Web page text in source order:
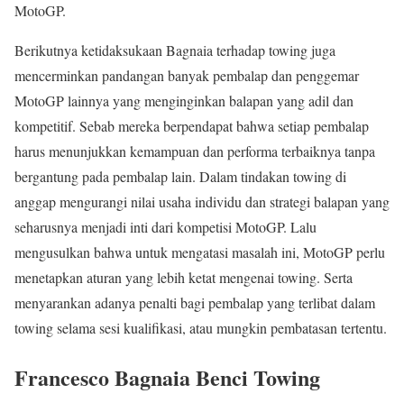
MotoGP.
Berikutnya ketidaksukaan Bagnaia terhadap towing juga
mencerminkan pandangan banyak pembalap dan penggemar
MotoGP lainnya yang menginginkan balapan yang adil dan
kompetitif. Sebab mereka berpendapat bahwa setiap pembalap
harus menunjukkan kemampuan dan performa terbaiknya tanpa
bergantung pada pembalap lain. Dalam tindakan towing di
anggap mengurangi nilai usaha individu dan strategi balapan yang
seharusnya menjadi inti dari kompetisi MotoGP. Lalu
mengusulkan bahwa untuk mengatasi masalah ini, MotoGP perlu
menetapkan aturan yang lebih ketat mengenai towing. Serta
menyarankan adanya penalti bagi pembalap yang terlibat dalam
towing selama sesi kualifikasi, atau mungkin pembatasan tertentu.
Francesco Bagnaia Benci Towing